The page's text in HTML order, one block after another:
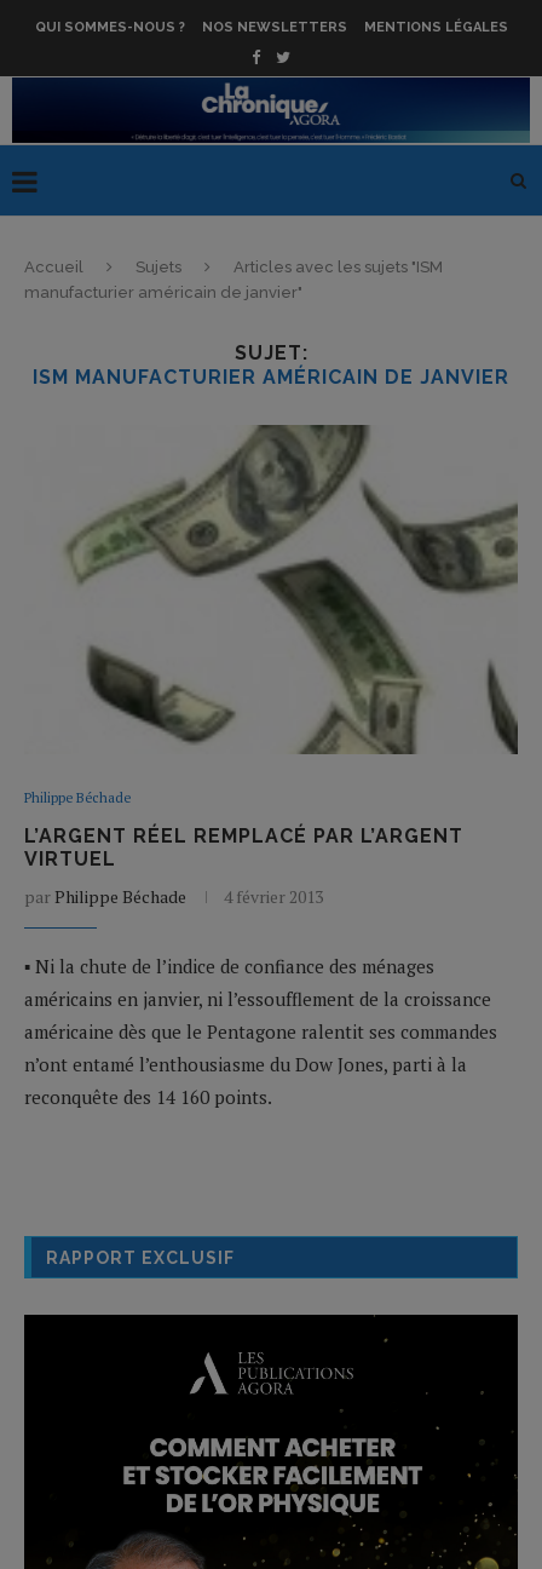
QUI SOMMES-NOUS ? NOS NEWSLETTERS MENTIONS LÉGALES
Accueil Sujets
Articles avec les sujets "ISM
manufacturier américain de janvier"
SUJET:
ISM MANUFACTURIER AMÉRICAIN DE JANVIER
Philippe Béchade
L’ARGENT RÉEL REMPLACÉ PAR L’ARGENT
VIRTUEL
par Philippe Béchade 4 février 2013
▪ Ni la chute de l’indice de confiance des ménages
américains en janvier, ni l’essoufflement de la croissance
américaine dès que le Pentagone ralentit ses commandes
n’ont entamé l’enthousiasme du Dow Jones, parti à la
reconquête des 14 160 points.
RAPPORT EXCLUSIF